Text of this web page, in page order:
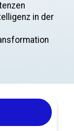
in der